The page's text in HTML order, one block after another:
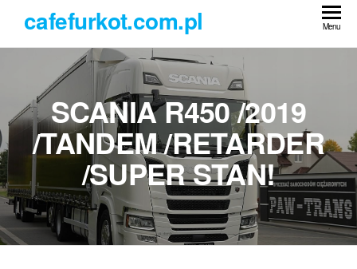
treści
cafefurkot.com.pl Menu
SCANIA R450 /2019
/TANDEM /RETARDER
/SUPER STAN!